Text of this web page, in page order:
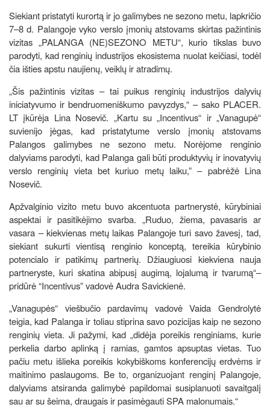
Siekiant pristatyti kurortą ir jo galimybes ne sezono metu, lapkričio
7–8 d. Palangoje vyko verslo įmonių atstovams skirtas pažintinis
vizitas „PALANGA (NE)SEZONO METU“, kurio tikslas buvo
parodyti, kad renginių industrijos ekosistema nuolat keičiasi, todėl
čia išties apstu naujienų, veiklų ir atradimų.
„Šis pažintinis vizitas – tai puikus renginių industrijos dalyvių
iniciatyvumo ir bendruomeniškumo pavyzdys,“ – sako PLACER.
LT įkūrėja Lina Nosevič. „Kartu su „Incentivus“ ir „Vanagupė“
suvienijo jėgas, kad pristatytume verslo įmonių atstovams
Palangos galimybes ne sezono metu. Norėjome renginio
dalyviams parodyti, kad Palanga gali būti produktyvių ir inovatyvių
verslo renginių vieta bet kuriuo metų laiku,” – pabrėžė Lina
Nosevič.
Apžvalginio vizito metu buvo akcentuota partnerystė, kūrybiniai
aspektai ir pasitikėjimo svarba. „Ruduo, žiema, pavasaris ar
vasara – kiekvienas metų laikas Palangoje turi savo žavesį, tad,
siekiant sukurti vientisą renginio konceptą, tereikia kūrybinio
potencialo ir patikimų partnerių. Džiaugiuosi kiekviena nauja
partneryste, kuri skatina abipusį augimą, lojalumą ir tvarumą“–
pridūrė “Incentivus” vadovė Audra Savickienė.
„Vanagupės“ viešbučio pardavimų vadovė Vaida Gendrolytė
teigia, kad Palanga ir toliau stiprina savo pozicijas kaip ne sezono
renginių vieta. Ji pažymi, kad „didėja poreikis renginiams, kurie
perkelia darbo aplinką į ramias, gamtos apsuptas vietas. Tuo
pačiu metu išlieka poreikis kokybiškoms konferencijų erdvėms ir
maitinimo paslaugoms. Be to, organizuojant renginį Palangoje,
dalyviams atsiranda galimybė papildomai susiplanuoti savaitgalį
sau ar su šeima, draugais ir pasimėgauti SPA malonumais.“